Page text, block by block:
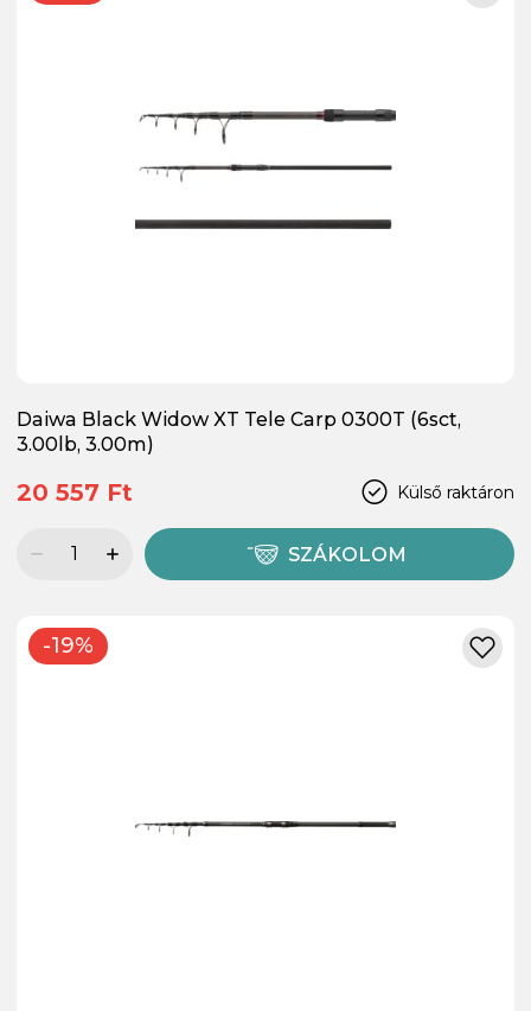
Daiwa Black Widow XT Tele Carp 0300T (6sct,
3.00lb, 3.00m)
Külső raktáron
20 557 Ft
SZÁKOLOM
-19%